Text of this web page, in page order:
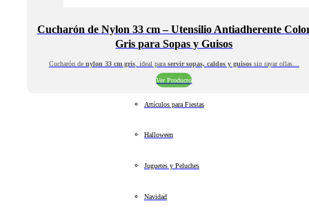
Cucharón de Nylon 33 cm – Utensilio Antiadherente
Gris para Sopas y Guisos
Cucharón de nylon 33 cm gris, ideal para servir sopas, caldos y guisossin rayar ollas…
Ver Producto
Artículos para Fiestas
Halloween
Juguetes y Peluches
Navidad